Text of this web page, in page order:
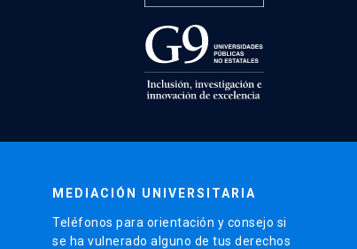
MEDIACIÓN UNIVERSITARIA
Teléfonos para orientación y consejo si
se ha vulnerado alguno de tus derechos